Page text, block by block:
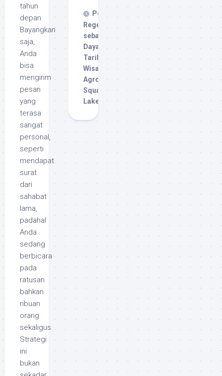
tahun
depan.
Bayangkan
saja,
Anda
bisa
mengirim
pesan
yang
terasa
sangat
personal,
seperti
mendapat
surat
dari
sahabat
lama,
padahal
Anda
sedang
berbicara
pada
ratusan
bahkan
ribuan
orang
sekaligus.
Strategi
ini
bukan
Pertanian
Regeneratif
sebagai
Daya
Tarik
Wisata
Agro
Squam
Lakes